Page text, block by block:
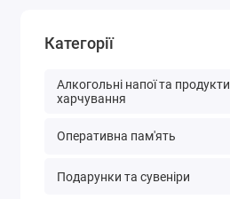
Категорії
Алкогольні напої та продукти
харчування
Оперативна пам'ять
Подарунки та сувеніри